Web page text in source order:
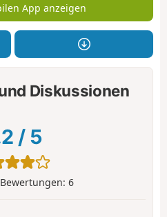
App anzeigen
Diskussionen
/ 5
6